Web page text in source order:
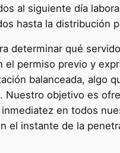
al siguiente día
hasta la distribución
determinar qué
el permiso previo y
balanceada, algo
Nuestro objetivo es
en todos
el instante de la